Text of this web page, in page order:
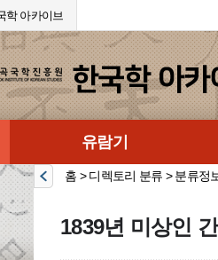
학 아카이브
유람기
홈 > 디렉토리 분류 > 분류정
1839년 미상인